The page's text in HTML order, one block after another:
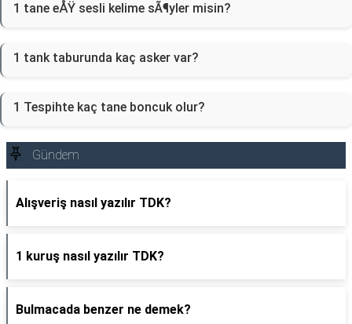
1 tane eÅŸ sesli kelime sÃ¶yler misin?
1 tank taburunda kaç asker var?
1 Tespihte kaç tane boncuk olur?
Gündem
Alışveriş nasıl yazılır TDK?
1 kuruş nasıl yazılır TDK?
Bulmacada benzer ne demek?